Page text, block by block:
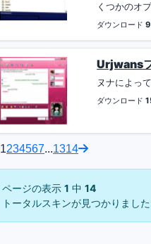
くつかのオ
ダウンロード
Urjwans
ヌナによっ
ダウンロード
1234567...1314
ページの表示 1 中 14
トータルスキンが見つかりまし